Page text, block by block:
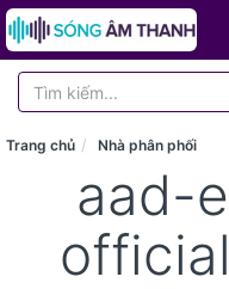
Trang chủ Nhà phân phối
aad-